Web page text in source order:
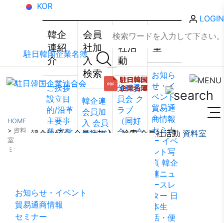
韓企
連紹
介
ご挨拶
設立目
的/沿革
主要事
業 定款
支部
ウ
ェブア
会員
社加
入・
検索
韓企連
会員加
入 会員
権利·義
員社総
覧
会員
社活
動
分科委
員会 ク
ラブ
（同好
会） 会
資料
室
お知ら
せ・イ
ベント
貿易通
商情報
セミナ
ー イベ
ント写
真 韓企
連ニュ
ースレ
ター 日
本生
活・便
駐日韓国企業名簿
KOR
LOGIN
韓企連紹介 会員社加入・検索 会員社活動 資料室
HOME
> 資料
室
ミナー
お知らせ・イベント
貿易通商情報
セミナー